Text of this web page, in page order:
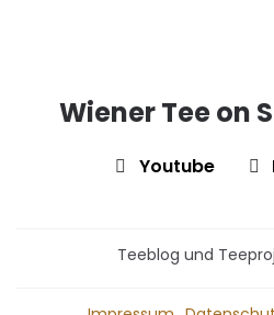
Wiener Tee on
Youtube
Teeblog und